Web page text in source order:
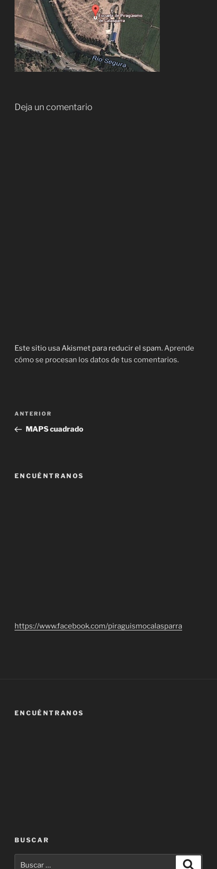
Deja un comentario
Este sitio usa Akismet para reducir el spam.Aprende
cómo se procesan los datos de tus comentarios.
Navegación
entradas
Entrada
anterior:
ANTERIOR
MAPS cuadrado
ENCUÉNTRANOS
https://www.facebook.com/piraguismocalasparra
ENCUÉNTRANOS
BUSCAR